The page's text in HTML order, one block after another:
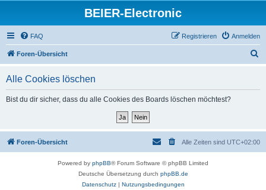
BEIER-Electronic
FAQ Anmelden
Registrieren
Foren-Übersicht
Alle Cookies löschen
Bist du dir sicher, dass du alle Cookies des Boards löschen möchtest?
Foren-Übersicht Alle Zeiten sind UTC+02:00
Powered by phpBB® Forum Software © phpBB Limited
Deutsche Übersetzung durch phpBB.de
Datenschutz| Nutzungsbedingungen